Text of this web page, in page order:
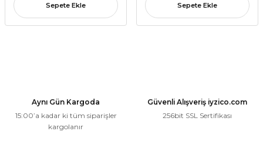
Sepete Ekle Sepete Ekle
Aynı Gün Kargoda
15:00’a kadar ki tüm siparişler
kargolanır
Güvenli Alışveriş iyzico.com
256bit SSL Sertifikası